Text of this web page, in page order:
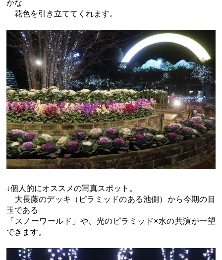
かな
花色を引き立ててくれます。
↓個人的にオススメの写真スポット。
大長藤のデッキ（ピラミッドのある池側）から今期の目
玉である
「スノーワールド」や、光のピラミッド×水の共演が一望
できます。